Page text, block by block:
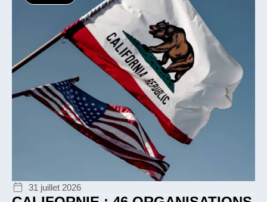
31 juillet 2026